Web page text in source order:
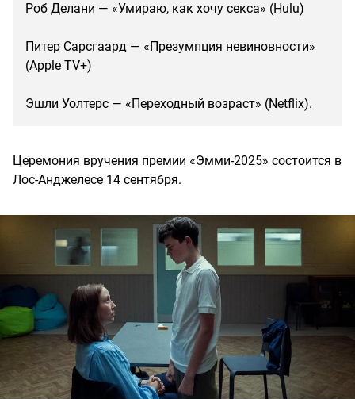
Роб Делани — «Умираю, как хочу секса» (Hulu)
Питер Сарсгаард — «Презумпция невиновности»
(Apple TV+)
Эшли Уолтерс — «Переходный возраст» (Netflix).
Церемония вручения премии «Эмми-2025» состоится в
Лос-Анджелесе 14 сентября.